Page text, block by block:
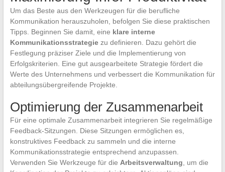
Um das Beste aus den Werkzeugen für die berufliche
Kommunikation herauszuholen, befolgen Sie diese praktischen
Tipps. Beginnen Sie damit, eine klare interne
Kommunikationsstrategiezu definieren. Dazu gehört die
Festlegung präziser Ziele und die Implementierung von
Erfolgskriterien. Eine gut ausgearbeitete Strategie fördert die
Werte des Unternehmens und verbessert die Kommunikation für
abteilungsübergreifende Projekte.
Optimierung der Zusammenarbeit
Für eine optimale Zusammenarbeit integrieren Sie regelmäßige
Feedback-Sitzungen. Diese Sitzungen ermöglichen es,
konstruktives Feedback zu sammeln und die interne
Kommunikationsstrategie entsprechend anzupassen.
Verwenden Sie Werkzeuge für die Arbeitsverwaltung, um die